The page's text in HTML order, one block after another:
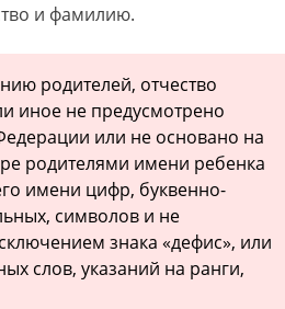
и фамилию.
родителей, отчество
иное не предусмотрено
или не основано на
родителями имени ребенка
имени цифр, буквенно-
символов и не
знака «дефис», или
слов, указаний на ранги,